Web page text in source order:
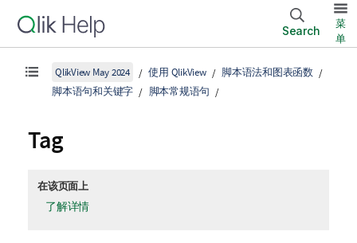
Search
菜
单
QlikView May 2024 使用 QlikView
脚本语法和图表函数
脚本语句和关键字
脚本常规语句
Tag
在该页面上
了解详情